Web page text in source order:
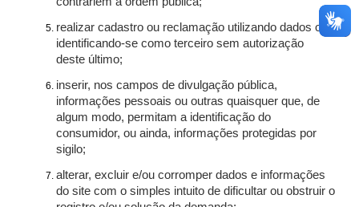
realizar cadastro ou reclamação utilizando dados ou
identificando-se como terceiro sem autorização
deste último;
inserir, nos campos de divulgação pública,
informações pessoais ou outras quaisquer que, de
algum modo, permitam a identificação do
consumidor, ou ainda, informações protegidas por
sigilo;
alterar, excluir e/ou corromper dados e informações
do site com o simples intuito de dificultar ou obstruir o